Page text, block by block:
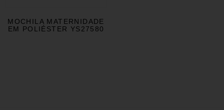
MOCHILA MATERNIDADE
EM POLIÉSTER YS27580